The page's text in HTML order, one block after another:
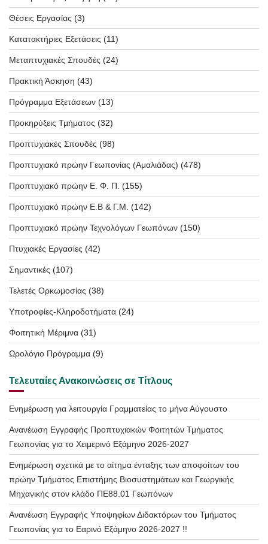
Θέσεις Εργασίας (3)
Κατατακτήριες Εξετάσεις (11)
Μεταπτυχιακές Σπουδές (24)
Πρακτική Άσκηση (43)
Πρόγραμμα Εξετάσεων (13)
Προκηρύξεις Τμήματος (32)
Προπτυχιακές Σπουδές (98)
Προπτυχιακό πρώην Γεωπονίας (Αμαλιάδας) (478)
Προπτυχιακό πρώην Ε. Φ. Π. (155)
Προπτυχιακό πρώην Ε.Β & Γ.Μ. (142)
Προπτυχιακό πρώην Τεχνολόγων Γεωπόνων (150)
Πτυχιακές Εργασίες (42)
Σημαντικές (107)
Τελετές Ορκωμοσίας (38)
Υποτροφίες-Κληροδοτήματα (24)
Φοιτητική Μέριμνα (31)
Ωρολόγιο Πρόγραμμα (9)
Τελευταίες Ανακοινώσεις σε Τίτλους
Ενημέρωση για λειτουργία Γραμματείας το μήνα Αύγουστο
Ανανέωση Εγγραφής Προπτυχιακών Φοιτητών Τμήματος
Γεωπονίας για το Χειμερινό Εξάμηνο 2026-2027
Ενημέρωση σχετικά με το αίτημα ένταξης των αποφοίτων του
πρώην Τμήματος Επιστήμης Βιοσυστημάτων και Γεωργικής
Μηχανικής στον κλάδο ΠΕ88.01 Γεωπόνων
Ανανέωση Εγγραφής Υποψηφίων Διδακτόρων του Τμήματος
Γεωπονίας για το Εαρινό Εξάμηνο 2026-2027 !!